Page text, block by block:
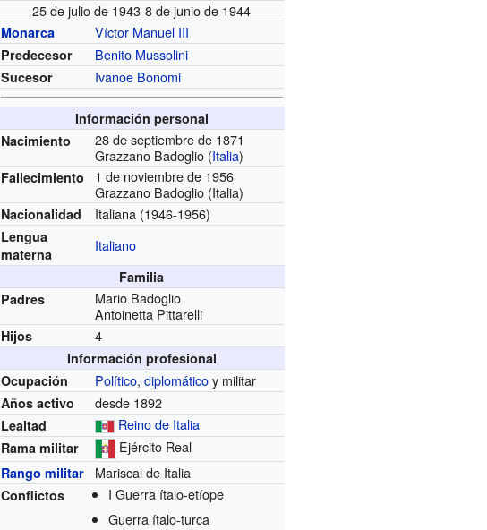
25 de julio de 1943-8 de junio de 1944
Monarca Víctor Manuel III
Predecesor Benito Mussolini
Sucesor Ivanoe Bonomi
Información personal
Nacimiento
28 de septiembre de 1871
Grazzano Badoglio (Italia)
Fallecimiento
1 de noviembre de 1956
Grazzano Badoglio (Italia)
Nacionalidad Italiana (1946-1956)
Lengua
materna
Italiano
Familia
Padres
Mario Badoglio
Antoinetta Pittarelli
Hijos 4
Información profesional
Ocupación
Político,diplomáticoy militar
Años activo desde 1892
Lealtad Reino de Italia
Rama militar Ejército Real
Rango militar Mariscal de Italia
Conflictos
I Guerra ítalo-etíope
Guerra ítalo-turca